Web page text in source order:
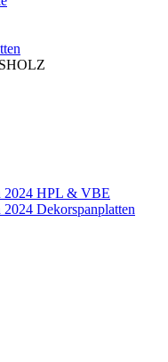
2024 HPL & VBE
Dekorspanplatten